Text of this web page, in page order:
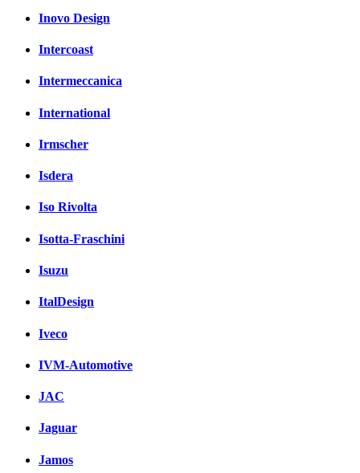
Inovo Design
Intercoast
Intermeccanica
International
Irmscher
Isdera
Iso Rivolta
Isotta-Fraschini
Isuzu
ItalDesign
Iveco
IVM-Automotive
JAC
Jaguar
Jamos